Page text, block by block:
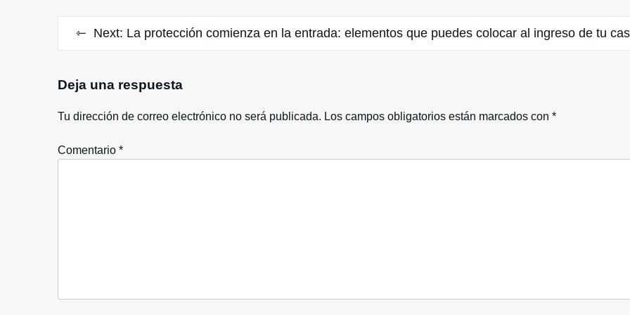
Next: La protección comienza en la entrada: elementos que puedes colocar al ingreso de tu
Deja una respuesta
Tu dirección de correo electrónico no será publicada. Los campos obligatorios están marcados con *
Comentario *